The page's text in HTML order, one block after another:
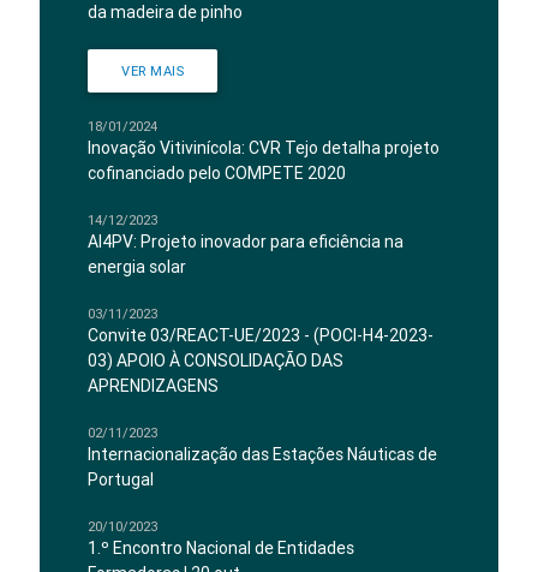
da madeira de pinho
VER MAIS
18/01/2024
Inovação Vitivinícola: CVR Tejo detalha projeto
cofinanciado pelo COMPETE 2020
14/12/2023
AI4PV: Projeto inovador para eficiência na
energia solar
03/11/2023
Convite 03/REACT-UE/2023 - (POCI-H4-2023-
03) APOIO À CONSOLIDAÇÃO DAS
APRENDIZAGENS
02/11/2023
Internacionalização das Estações Náuticas de
Portugal
20/10/2023
1.º Encontro Nacional de Entidades